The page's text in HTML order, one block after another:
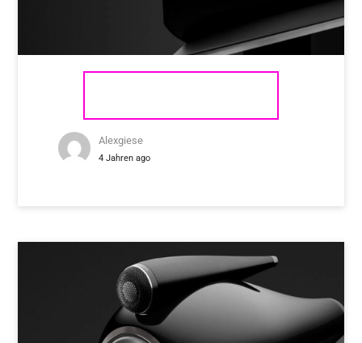
Alexgiese
4 Jahren ago